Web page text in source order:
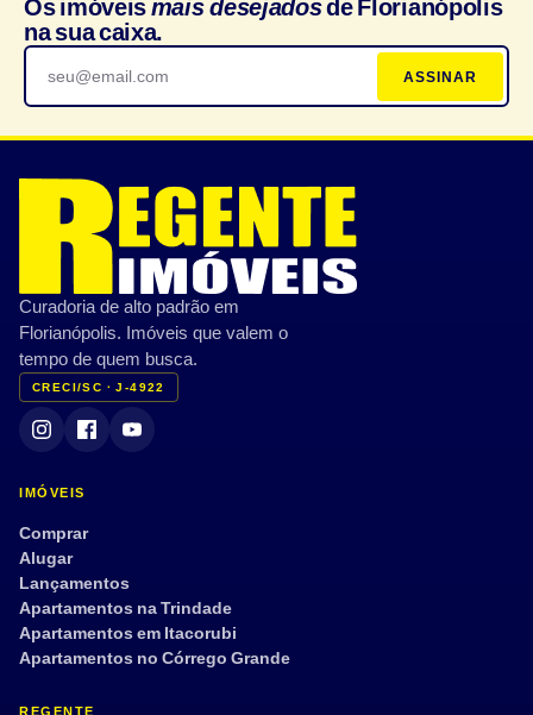
Os imóveismais desejadosde Florianópolis
na sua caixa.
ASSINAR
Curadoria de alto padrão em
Florianópolis. Imóveis que valem o
tempo de quem busca.
CRECI/SC · J-4922
IMÓVEIS
Comprar
Alugar
Lançamentos
Apartamentos na Trindade
Apartamentos em Itacorubi
Apartamentos no Córrego Grande